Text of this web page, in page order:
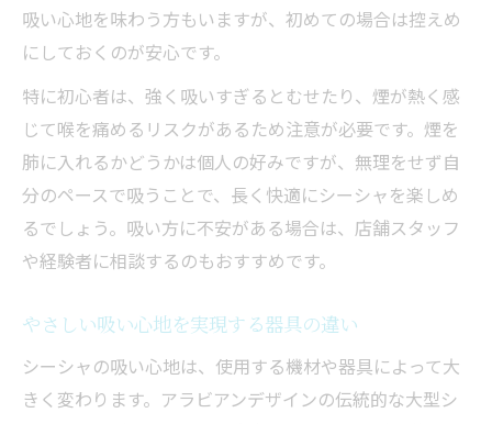
吸い心地を味わう方もいますが、初めての場合は控えめ
にしておくのが安心です。
特に初心者は、強く吸いすぎるとむせたり、煙が熱く感
じて喉を痛めるリスクがあるため注意が必要です。煙を
肺に入れるかどうかは個人の好みですが、無理をせず自
分のペースで吸うことで、長く快適にシーシャを楽しめ
るでしょう。吸い方に不安がある場合は、店舗スタッフ
や経験者に相談するのもおすすめです。
やさしい吸い心地を実現する器具の違い
シーシャの吸い心地は、使用する機材や器具によって大
きく変わります。アラビアンデザインの伝統的な大型シ